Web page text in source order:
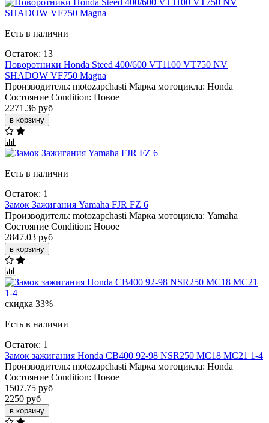
Есть в наличии
Остаток: 13
Поворотники Honda Steed 400/600 VT1100 VT750 NV
SHADOW VF750 Magna
Производитель: motozapchasti Марка мотоцикла: Honda
Состояние Condition: Новое
2271.36 руб
в корзину
Есть в наличии
Остаток: 1
Замок Зажигания Yamaha FJR FZ 6
Производитель: motozapchasti Марка мотоцикла: Yamaha
Состояние Condition: Новое
2847.03 руб
в корзину
скидка 33%
Есть в наличии
Остаток: 1
Замок зажигания Honda CB400 92-98 NSR250 MC18 MC21 1-4
Производитель: motozapchasti Марка мотоцикла: Honda
Состояние Condition: Новое
1507.75 руб
2250 руб
в корзину